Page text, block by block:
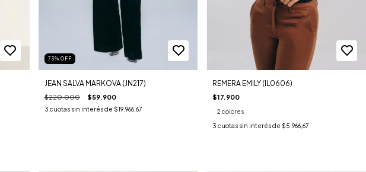
73% OFF
JEAN SALVA MARKOVA (JN217)
$220.000 $59.900
3 cuotas sin interés de $19.966,67
REMERA EMILY (IL0606)
$17.900
2 colores
3 cuotas sin interés de $5.966,67